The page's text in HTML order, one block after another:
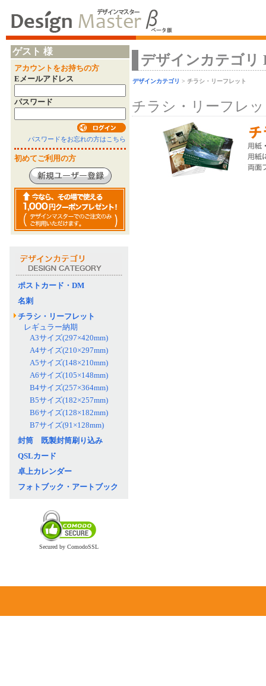
ゲスト 様
アカウントをお持ちの方
Eメールアドレス
パスワード
パスワードをお忘れの方はこちら
初めてご利用の方
ポストカード・DM
名刺
チラシ・リーフレット
レギュラー納期
A3サイズ(297×420mm)
A4サイズ(210×297mm)
A5サイズ(148×210mm)
A6サイズ(105×148mm)
B4サイズ(257×364mm)
B5サイズ(182×257mm)
B6サイズ(128×182mm)
B7サイズ(91×128mm)
封筒 既製封筒刷り込み
QSLカード
卓上カレンダー
フォトブック・アートブック
Secured by ComodoSSL
デザインカテゴリ
デザインカテゴリ > チラシ・リーフレット
チラシ・リーフレ